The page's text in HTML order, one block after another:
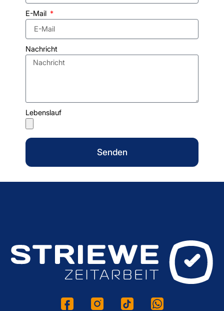
E-Mail
Nachricht
Lebenslauf
Senden